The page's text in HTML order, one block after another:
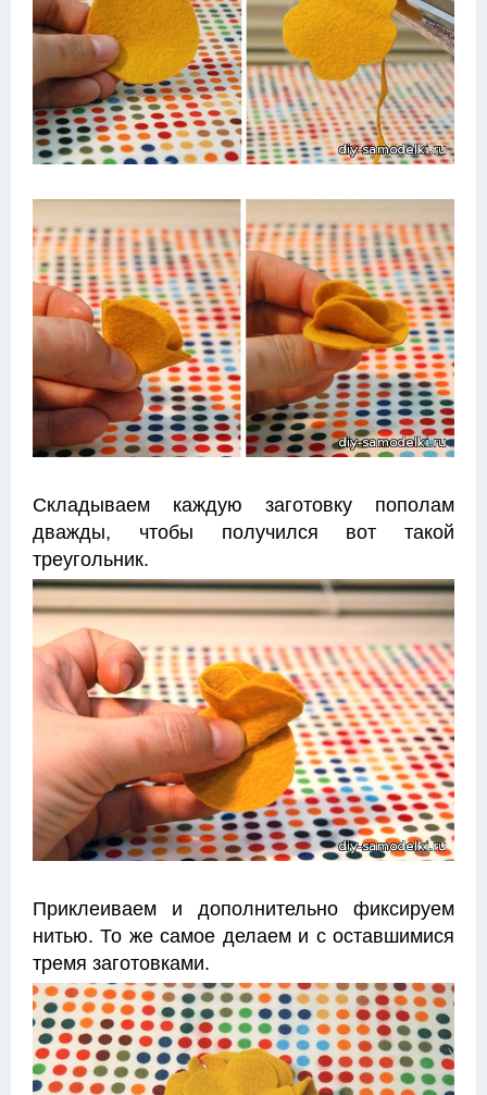
Складываем каждую заготовку пополам
дважды, чтобы получился вот такой
треугольник.
Приклеиваем и дополнительно фиксируем
нитью. То же самое делаем и с оставшимися
тремя заготовками.